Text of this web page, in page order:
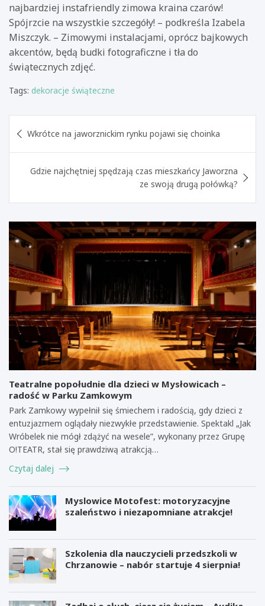
najbardziej instafriendly zimowa kraina czarów!
Spójrzcie na wszystkie szczegóły! – podkreśla Izabela
Miszczyk. – Zimowymi instalacjami, oprócz bajkowych
akcentów, będą budki fotograficzne i tła do
świątecznych zdjęć.
Tags: dekoracje świąteczne
wpisu
Wkrótce na jaworznickim rynku pojawi się choinka
Gdzie najchętniej spędzają czas mieszkańcy Jaworzna
ze swoją drugą połówką?
Teatralne popołudnie dla dzieci w Mysłowicach –
radość w Parku Zamkowym
Park Zamkowy wypełnił się śmiechem i radością, gdy dzieci z
entuzjazmem oglądały niezwykłe przedstawienie. Spektakl „Jak
Wróbelek nie mógł zdążyć na wesele”, wykonany przez Grupę
O!TEATR, stał się prawdziwą atrakcją…
Czytaj dalej
Myslowice Motofest: motoryzacyjne
szaleństwo i niezapomniane atrakcje!
Szkolenia dla nauczycieli przedszkoli w
Chrzanowie – nabór startuje 4 sierpnia!